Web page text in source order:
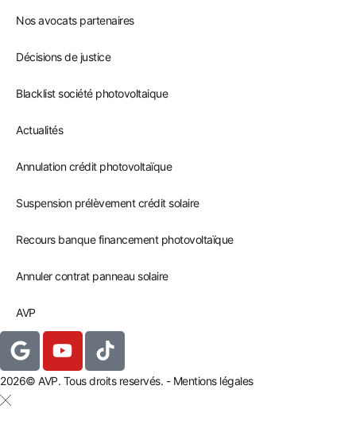
Nos avocats partenaires
Décisions de justice
Blacklist société photovoltaique
Actualités
Annulation crédit photovoltaïque
Suspension prélèvement crédit solaire
Recours banque financement photovoltaïque
Annuler contrat panneau solaire
AVP
2026© AVP. Tous droits reservés. - Mentions légales